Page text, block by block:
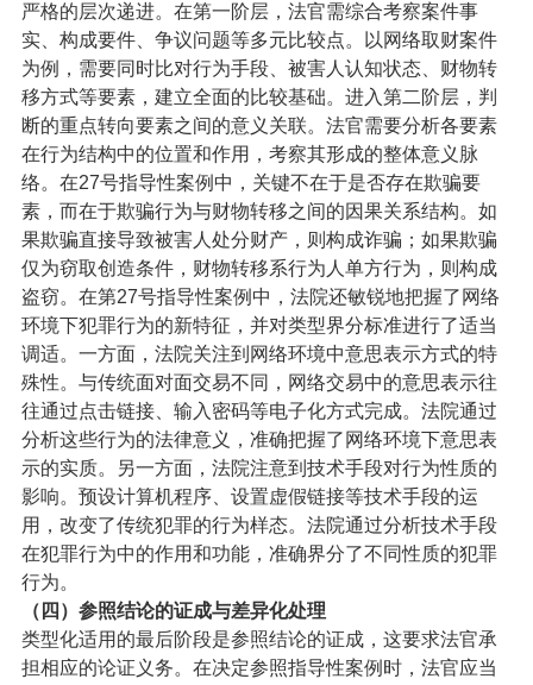
严格的层次递进。在第一阶层，法官需综合考察案件事
实、构成要件、争议问题等多元比较点。以网络取财案件
为例，需要同时比对行为手段、被害人认知状态、财物转
移方式等要素，建立全面的比较基础。进入第二阶层，判
断的重点转向要素之间的意义关联。法官需要分析各要素
在行为结构中的位置和作用，考察其形成的整体意义脉
络。在27号指导性案例中，关键不在于是否存在欺骗要
素，而在于欺骗行为与财物转移之间的因果关系结构。如
果欺骗直接导致被害人处分财产，则构成诈骗；如果欺骗
仅为窃取创造条件，财物转移系行为人单方行为，则构成
盗窃。 在第27号指导性案例中，法院还敏锐地把握了网络
环境下犯罪行为的新特征，并对类型界分标准进行了适当
调适。一方面，法院关注到网络环境中意思表示方式的特
殊性。与传统面对面交易不同，网络交易中的意思表示往
往通过点击链接、输入密码等电子化方式完成。法院通过
分析这些行为的法律意义，准确把握了网络环境下意思表
示的实质。另一方面，法院注意到技术手段对行为性质的
影响。预设计算机程序、设置虚假链接等技术手段的运
用，改变了传统犯罪的行为样态。法院通过分析技术手段
在犯罪行为中的作用和功能，准确界分了不同性质的犯罪
行为。
（四） 参照结论的证成与差异化处理
类型化适用的最后阶段是参照结论的证成，这要求法官承
担相应的论证义务。在决定参照指导性案例时，法官应当